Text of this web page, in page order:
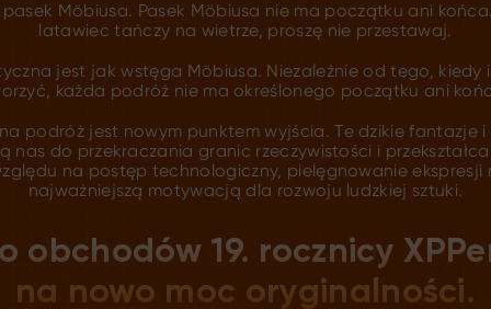
pasek Möbiusa. Pasek Möbiusa nie ma początku ani
latawiec tańczy na wietrze, proszę nie przestawaj.
jest jak wstęga Möbiusa. Niezależnie od tego, kiedy
każda podróż nie ma określonego początku ani
podróż jest nowym punktem wyjścia. Te dzikie fantazje
nas do przekraczania granic rzeczywistości i
na postęp technologiczny, pielęgnowanie ekspresji
najważniejszą motywacją dla rozwoju ludzkiej sztuki.
obchodów 19. rocznicy
na nowo moc oryginalności.